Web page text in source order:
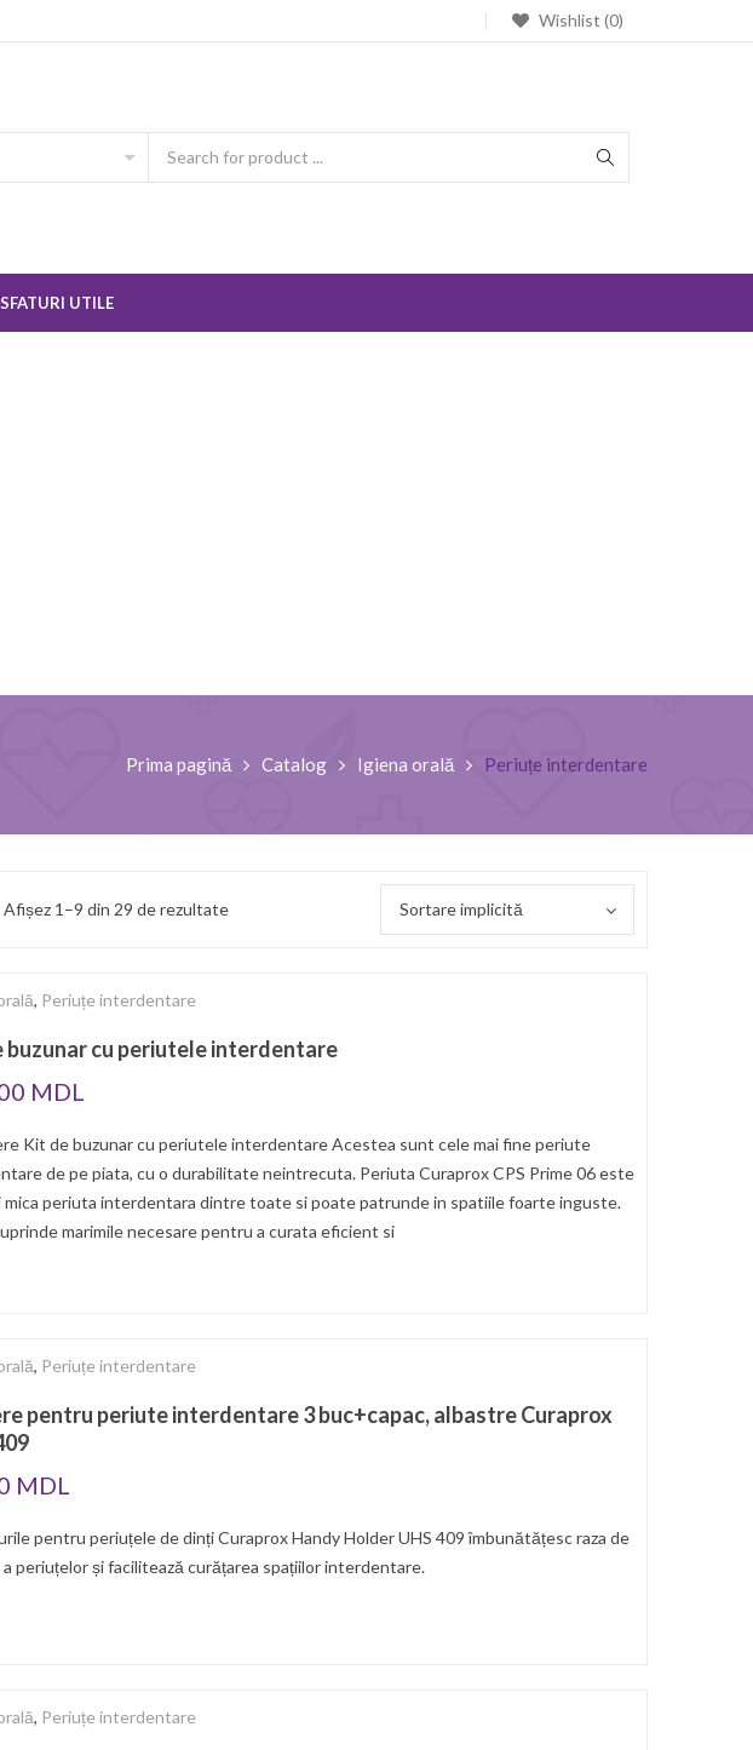
Wishlist (0)
SFATURI UTILE
Prima pagină Catalog Igiena orală Periuțe interdentare
Afișez 1–9 din 29 de rezultate Sortare implicită
, Periuțe interdentare
buzunar cu periutele interdentare
MDL
Kit de buzunar cu periutele interdentare Acestea sunt cele mai fine periute
de pe piata, cu o durabilitate neintrecuta. Periuta Curaprox CPS Prime 06 este
mica periuta interdentara dintre toate si poate patrunde in spatiile foarte inguste.
marimile necesare pentru a curata eficient si
, Periuțe interdentare
pentru periute interdentare 3 buc+capac, albastre Curaprox
MDL
pentru periuțele de dinți Curaprox Handy Holder UHS 409 îmbunătățesc raza de
a periuțelor și facilitează curățarea spațiilor interdentare.
, Periuțe interdentare